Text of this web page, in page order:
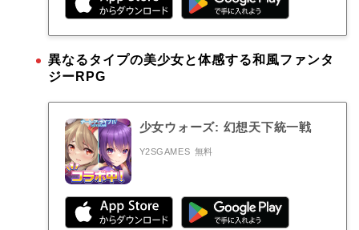
異なるタイプの美少女と体感する和風ファンタ
ジーRPG
少女ウォーズ: 幻想天下統一戦
Y2SGAMES 無料